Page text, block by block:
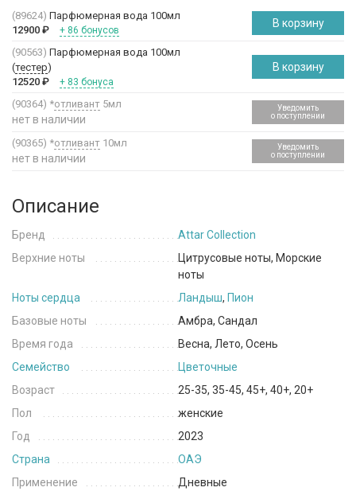
(89624) Парфюмерная вода 100мл
12900 ₽ + 86 бонусов
В корзину
(90563) Парфюмерная вода 100мл
(тестер)
12520 ₽ + 83 бонуса
В корзину
(90364) *отливант 5мл
нет в наличии
Уведомить
о поступлении
(90365) *отливант 10мл
нет в наличии
Уведомить
о поступлении
Описание
Бренд
Attar Collection
Верхние ноты
Цитрусовые ноты, Морские
ноты
Ноты сердца
Ландыш, Пион
Базовые ноты
Амбра, Сандал
Время года
Весна, Лето, Осень
Семейство
Цветочные
Возраст
25-35, 35-45, 45+, 40+, 20+
Пол
женские
Год
2023
Страна
ОАЭ
Применение
Дневные